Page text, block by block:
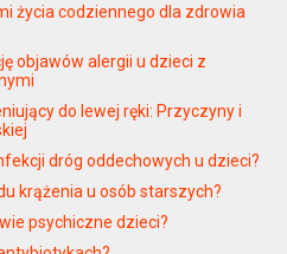
życia codziennego dla zdrowia
objawów alergii u dzieci z
do lewej ręki: Przyczyny i
dróg oddechowych u dzieci?
krążenia u osób starszych?
psychiczne dzieci?